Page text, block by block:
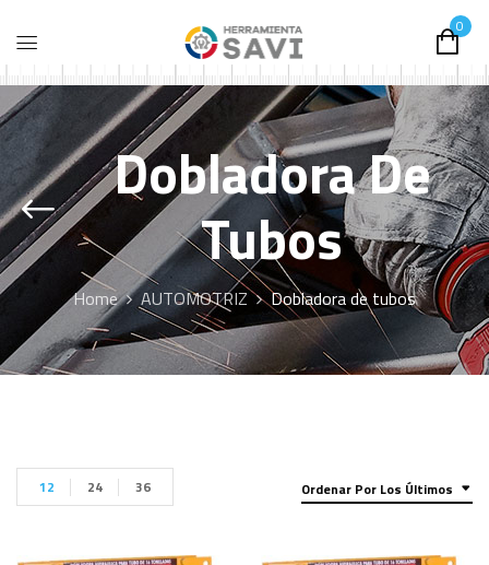
0
Dobladora De
Tubos
Home AUTOMOTRIZ Dobladora de tubos
Ordenar Por Los Últimos
12 24 36